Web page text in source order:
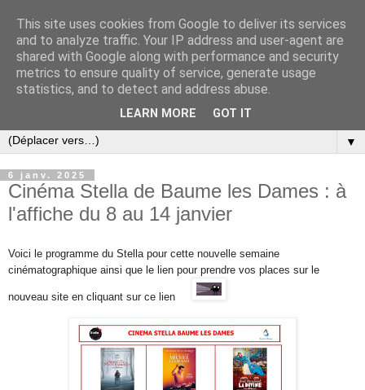
▼
6 janv. 2025
Cinéma Stella de Baume les Dames : à
l'affiche du 8 au 14 janvier
Voici le programme du Stella pour cette nouvelle semaine
cinématographique ainsi que l e lien pour prendre vos places sur le
nouveau site en cliquant sur ce lien
This site uses cookies from Google to deliver its services
and to analyze traffic. Your IP address and user-agent are
shared with Google along with performance and security
metrics to ensure quality of service, generate usage
statistics, and to detect and address abuse.
LEARN MORE GOT IT